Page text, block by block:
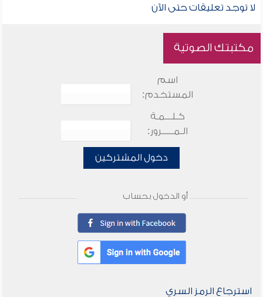
لا توجد تعليقات حتى الآن
مكتبتك الصوتية
اسم
المستخدم:
كـلـــمـة
الـمـــــرور:
دخول المشتركين
أو الدخول بحساب
استرجاع الرمز السري